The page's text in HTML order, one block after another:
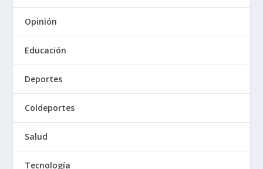
Opinión
Educación
Deportes
Coldeportes
Salud
Tecnología